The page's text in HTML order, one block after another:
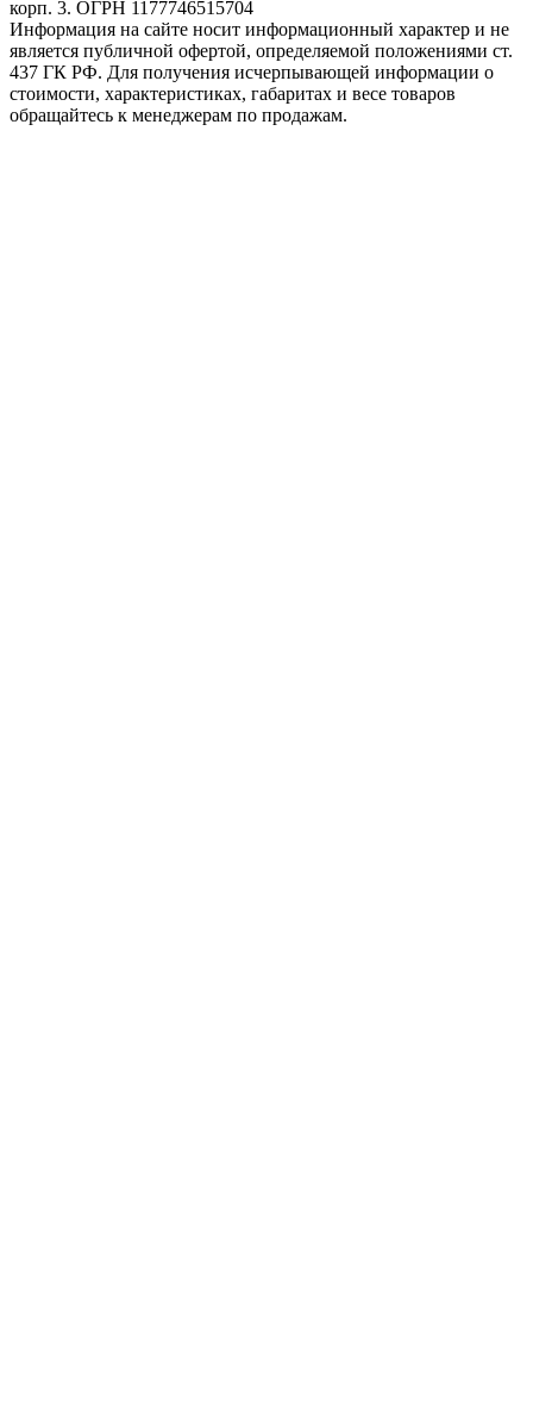
корп. 3. ОГРН 1177746515704
Информация на сайте носит информационный характер и не
является публичной офертой, определяемой положениями ст.
437 ГК РФ. Для получения исчерпывающей информации о
стоимости, характеристиках, габаритах и весе товаров
обращайтесь к менеджерам по продажам.